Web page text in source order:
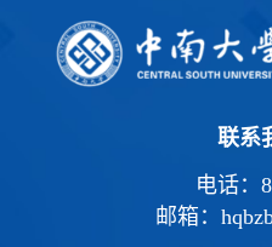
联系
电话：
邮箱：